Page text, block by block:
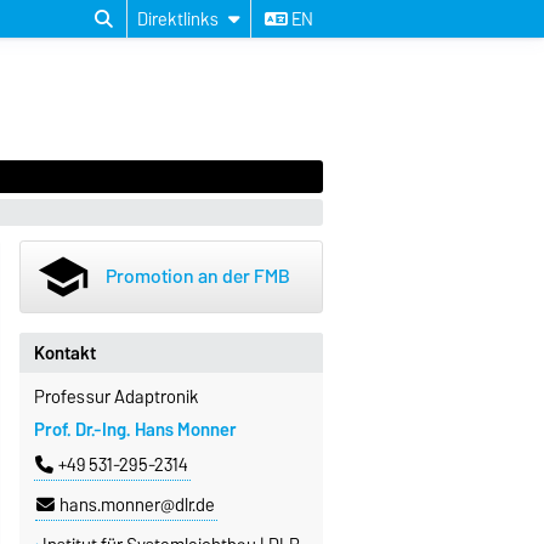
Direktlinks EN
Kontakt
Professur Adaptronik
Prof. Dr.-Ing. Hans Monner
+49 531-295-2314
hans.monner@dlr.de
school Promotion an der FMB